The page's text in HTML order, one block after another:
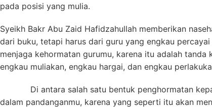
pada posisi yang mulia.
Syeikh Bakr Abu Zaid Hafidzahullah memberikan
dari buku, tetapi harus dari guru yang engkau
menjaga kehormatan gurumu, karena itu adalah
engkau muliakan, engkau hargai, dan engkau
Di antara salah satu bentuk penghormatan
dalam pandanganmu, karena yang seperti itu akan